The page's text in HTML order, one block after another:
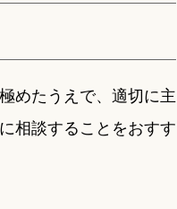
めたうえで、適切に主
相談することをおすす